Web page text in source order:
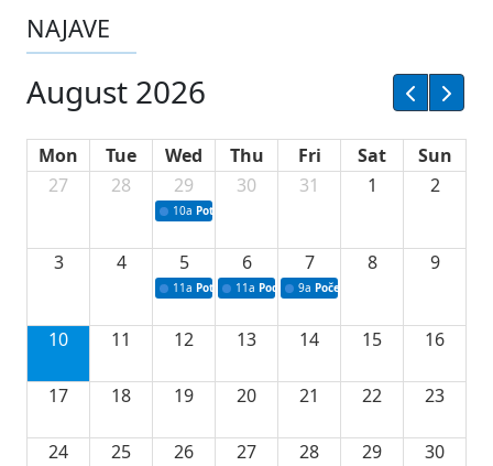
NAJAVE
August 2026
Mon Tue Wed Thu Fri Sat
Sun
27
28 29
10a Potpisivanje ugovora sa neprofitnim
30 31 1 2
3 4 5
11a Potpisivanje ugovora o stipendijama za
6
11a Podrška razvoju vodne infrastrukture u
7
9a Početak izgradnje nove
8 9
10 11 12 13 14 15 16
17 18 19 20 21 22 23
24 25 26 27 28 29 30